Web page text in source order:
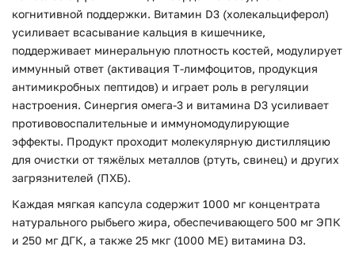
когнитивной поддержки. Витамин D3 (холекальциферол)
усиливает всасывание кальция в кишечнике,
поддерживает минеральную плотность костей, модулирует
иммунный ответ (активация Т-лимфоцитов, продукция
антимикробных пептидов) и играет роль в регуляции
настроения. Синергия омега-3 и витамина D3 усиливает
противовоспалительные и иммуномодулирующие
эффекты. Продукт проходит молекулярную дистилляцию
для очистки от тяжёлых металлов (ртуть, свинец) и других
загрязнителей (ПХБ).
Каждая мягкая капсула содержит 1000 мг концентрата
натурального рыбьего жира, обеспечивающего 500 мг ЭПК
и 250 мг ДГК, а также 25 мкг (1000 МЕ) витамина D3.